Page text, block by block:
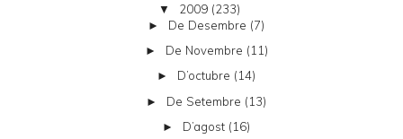
▼ 2009 (233)
► De Desembre (7)
► De Novembre (11)
► D’octubre (14)
► De Setembre (13)
► D’agost (16)